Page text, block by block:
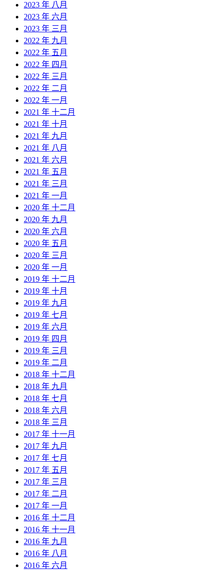
2023 年 八月
2023 年 六月
2023 年 三月
2022 年 九月
2022 年 五月
2022 年 四月
2022 年 三月
2022 年 二月
2022 年 一月
2021 年 十二月
2021 年 十月
2021 年 九月
2021 年 八月
2021 年 六月
2021 年 五月
2021 年 三月
2021 年 一月
2020 年 十二月
2020 年 九月
2020 年 六月
2020 年 五月
2020 年 三月
2020 年 一月
2019 年 十二月
2019 年 十月
2019 年 九月
2019 年 七月
2019 年 六月
2019 年 四月
2019 年 三月
2019 年 二月
2018 年 十二月
2018 年 九月
2018 年 七月
2018 年 六月
2018 年 三月
2017 年 十一月
2017 年 九月
2017 年 七月
2017 年 五月
2017 年 三月
2017 年 二月
2017 年 一月
2016 年 十二月
2016 年 十一月
2016 年 九月
2016 年 八月
2016 年 六月